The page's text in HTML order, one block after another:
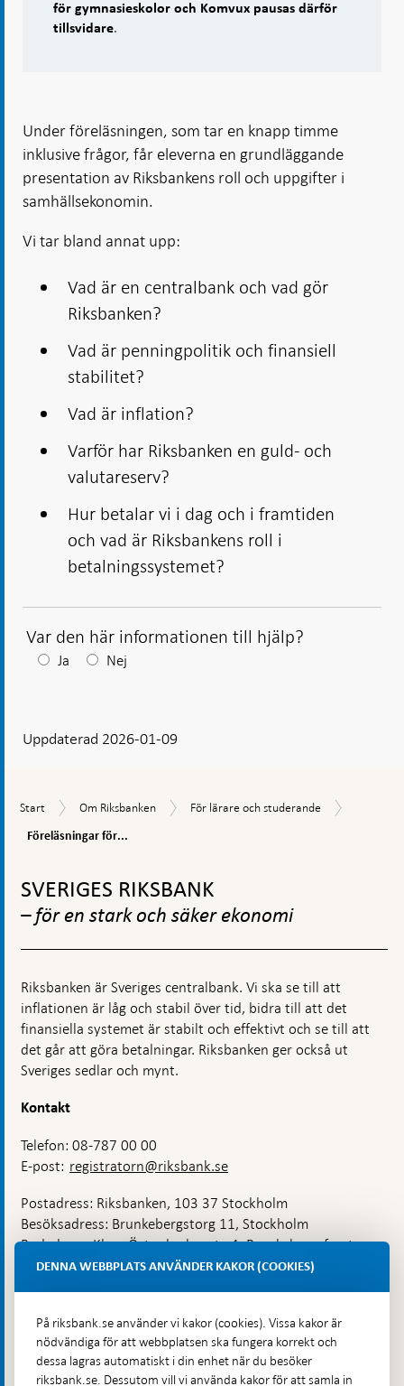
för gymnasieskolor och Komvux pausas därför
tillsvidare.
Under föreläsningen, som tar en knapp timme
inklusive frågor, får eleverna en grundläggande
presentation av Riksbankens roll och uppgifter i
samhällsekonomin.
Vi tar bland annat upp:
Vad är en centralbank och vad gör
Riksbanken?
Vad är penningpolitik och finansiell
stabilitet?
Vad är inflation?
Varför har Riksbanken en guld- och
valutareserv?
Hur betalar vi i dag och i framtiden
och vad är Riksbankens roll i
betalningssystemet?
Var den här informationen till hjälp?
Efter
visas
Ja Nej
Uppdaterad 2026-01-09
Start
Start
Om
Om Riksbanken
För
För lärare och studerande
Föreläsningar för...
toppnavigation
SVERIGES RIKSBANK
– för en stark och säker ekonomi
Riksbanken är Sveriges centralbank. Vi ska se till att
inflationen är låg och stabil över tid, bidra till att det
finansiella systemet är stabilt och effektivt och se till att
det går att göra betalningar. Riksbanken ger också ut
Sveriges sedlar och mynt.
Kontakt
Telefon: 08-787 00 00
E-post: registratorn@riksbank.se
Postadress: Riksbanken, 103 37 Stockholm
Besöksadress: Brunkebergstorg 11, Stockholm
Budadress: Klara Östra kyrkogata 4, Brunkebergsfaret,
Lastplats 6
Hitta direkt
DENNA WEBBPLATS ANVÄNDER KAKOR (COOKIES)
På riksbank.se använder vi kakor (cookies). Vissa kakor är
nödvändiga för att webbplatsen ska fungera korrekt och
dessa lagras automatiskt i din enhet när du besöker
riksbank.se. Dessutom vill vi använda kakor för att samla in